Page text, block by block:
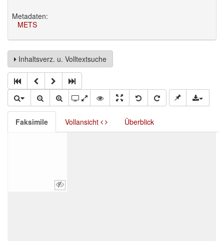
Metadaten:
METS
Inhaltsverz. u. Volltextsuche
Faksimile Vollansicht Überblick